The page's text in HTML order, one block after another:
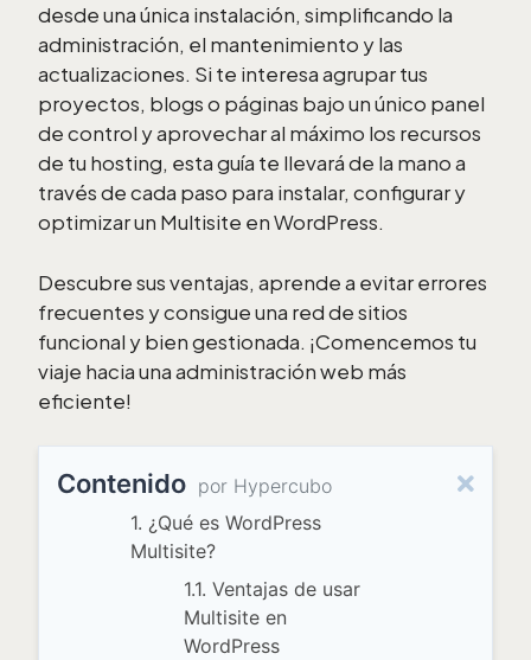
desde una única instalación, simplificando la
administración, el mantenimiento y las
actualizaciones. Si te interesa agrupar tus
proyectos, blogs o páginas bajo un único panel
de control y aprovechar al máximo los recursos
de tu hosting, esta guía te llevará de la mano a
través de cada paso para instalar, configurar y
optimizar un Multisite en WordPress.
Descubre sus ventajas, aprende a evitar errores
frecuentes y consigue una red de sitios
funcional y bien gestionada. ¡Comencemos tu
viaje hacia una administración web más
eficiente!
Contenido por Hypercubo
1. ¿Qué es WordPress
Multisite?
1.1. Ventajas de usar
Multisite en
WordPress